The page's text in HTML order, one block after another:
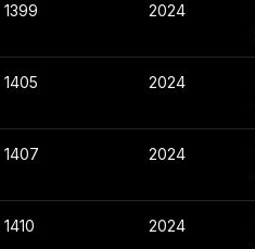
1399 2024
1405 2024
1407 2024
1410 2024